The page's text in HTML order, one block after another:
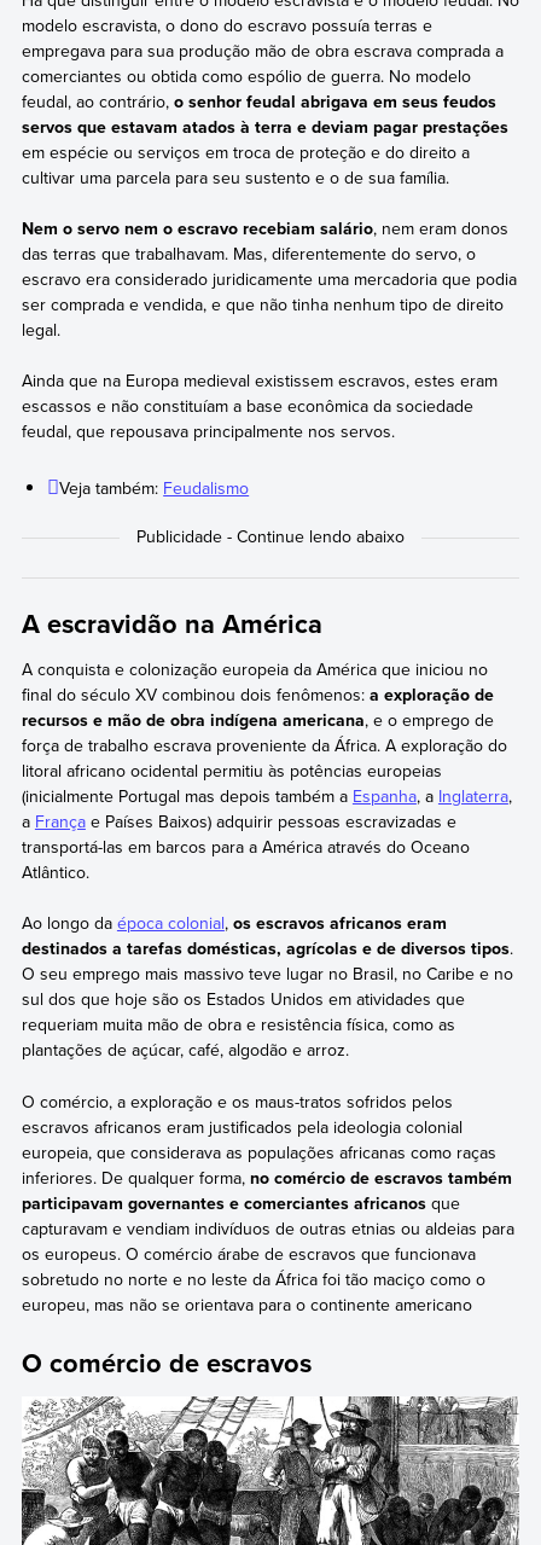
modelo escravista, o dono do escravo possuía terras e
empregava para sua produção mão de obra escrava comprada a
comerciantes ou obtida como espólio de guerra. No modelo
feudal, ao contrário, o senhor feudal abrigava em seus feudos
servos que estavam atados à terra e deviam pagar prestações
em espécie ou serviços em troca de proteção e do direito a
cultivar uma parcela para seu sustento e o de sua família.
Nem o servo nem o escravo recebiam salário, nem eram donos
das terras que trabalhavam. Mas, diferentemente do servo, o
escravo era considerado juridicamente uma mercadoria que podia
ser comprada e vendida, e que não tinha nenhum tipo de direito
legal.
Ainda que na Europa medieval existissem escravos, estes eram
escassos e não constituíam a base econômica da sociedade
feudal, que repousava principalmente nos servos.
Veja também: Feudalismo
A escravidão na América
A conquista e colonização europeia da América que iniciou no
final do século XV combinou dois fenômenos: a exploração de
recursos e mão de obra indígena americana, e o emprego de
força de trabalho escrava proveniente da África. A exploração do
litoral africano ocidental permitiu às potências europeias
(inicialmente Portugal mas depois também a Espanha, a Inglaterra,
a Françae Países Baixos) adquirir pessoas escravizadas e
transportá-las em barcos para a América através do Oceano
Atlântico.
Ao longo da época colonial, os escravos africanos eram
destinados a tarefas domésticas, agrícolas e de diversos tipos.
O seu emprego mais massivo teve lugar no Brasil, no Caribe e no
sul dos que hoje são os Estados Unidos em atividades que
requeriam muita mão de obra e resistência física, como as
plantações de açúcar, café, algodão e arroz.
O comércio, a exploração e os maus-tratos sofridos pelos
escravos africanos eram justificados pela ideologia colonial
europeia, que considerava as populações africanas como raças
inferiores. De qualquer forma, no comércio de escravos também
participavam governantes e comerciantes africanosque
capturavam e vendiam indivíduos de outras etnias ou aldeias para
os europeus. O comércio árabe de escravos que funcionava
sobretudo no norte e no leste da África foi tão maciço como o
europeu, mas não se orientava para o continente americano
O comércio de escravos